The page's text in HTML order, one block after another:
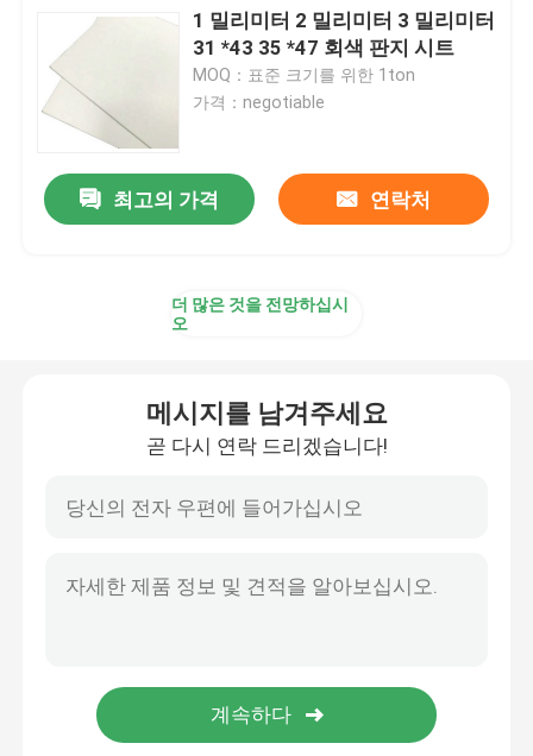
논문을 커버하는 구조 바닥
판지로 만드는 인쇄 페이퍼
방수 바닥 시트
통기성 접착 테이프
포장롤 용지
검은 코트지
재활용된 마분지 종이
1 밀리미터 2 밀리미터 3 밀리미터
31 *43 35 *47 회색 판지 시트
MOQ：표준 크기를 위한 1ton
가격：negotiable
최고의 가격 연락처
더 많은 것을 전망하십시
오
메시지를 남겨주세요
곧 다시 연락 드리겠습니다!